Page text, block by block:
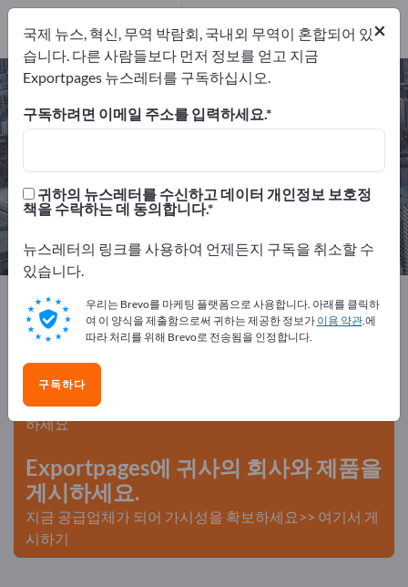
레이저 성형 – 제조업체 및 공급업체
찾기
개의 서비스 제공 업체
제조업체4
개의 서비스 제공 업체
1
Exportpages 서비스업 표면처리 레이저 성형
요!
수요 – 공급 – 중고품 – 비즈니스 연락처 >> 여기서 시작
하세요
Exportpages에 귀사의 회사와 제품을
게시하세요.
지금 공급업체가 되어 가시성을 확보하세요>> 여기서 게
시하기
×
국제 뉴스, 혁신, 무역 박람회, 국내외 무역이 혼합되어 있
습니다. 다른 사람들보다 먼저 정보를 얻고 지금
Exportpages 뉴스레터를 구독하십시오.
구독하려면 이메일 주소를 입력하세요.
귀하의 뉴스레터를 수신하고 데이터 개인정보 보호정
책을 수락하는 데 동의합니다.
뉴스레터의 링크를 사용하여 언제든지 구독을 취소할 수
있습니다.
우리는 Brevo를 마케팅 플랫폼으로 사용합니다. 아래를 클릭하
여 이 양식을 제출함으로써 귀하는 제공한 정보가 이용 약관.에
따라 처리를 위해 Brevo로 전송됨을 인정합니다.
구독하다